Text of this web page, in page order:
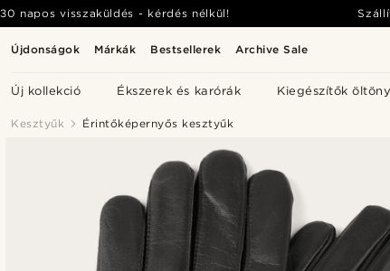
Újdonságok Márkák Bestsellerek Archive Sale
Új kollekció Ékszerek és karórák Kiegészítők
30 napos visszaküldés - kérdés nélkül!
Kesztyűk Érintőképernyős kesztyűk